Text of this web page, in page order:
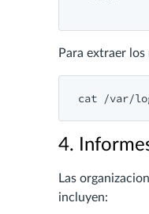
Para extraer
4.
Las
incluyen: